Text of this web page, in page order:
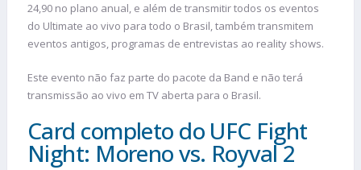
24,90 no plano anual, e além de transmitir todos os eventos
do Ultimate ao vivo para todo o Brasil, também transmitem
eventos antigos, programas de entrevistas ao reality shows.
Este evento não faz parte do pacote da Band e não terá
transmissão ao vivo em TV aberta para o Brasil.
Card completo do UFC Fight
Night: Moreno vs. Royval 2